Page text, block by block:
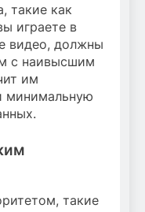
такие как
играете в
видео, должны
с наивысшим
им
минимальную
такие